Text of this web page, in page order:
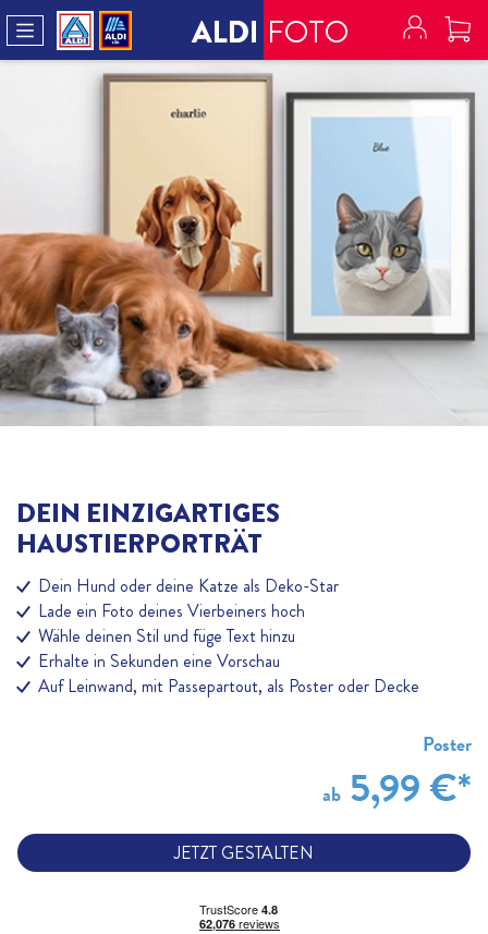
ALDI FOTO
DEIN EINZIGARTIGES
HAUSTIERPORTRÄT
Dein Hund oder deine Katze als Deko-Star
Lade ein Foto deines Vierbeiners hoch
Wähle deinen Stil und füge Text hinzu
Erhalte in Sekunden eine Vorschau
Auf Leinwand, mit Passepartout, als Poster oder Decke
Poster
ab 5,99 €*
JETZT GESTALTEN